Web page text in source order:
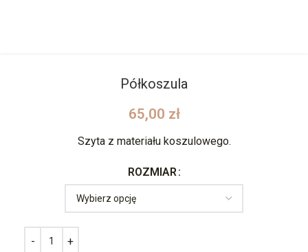
Półkoszula
65,00 zł
Szyta z materiału koszulowego.
ROZMIAR